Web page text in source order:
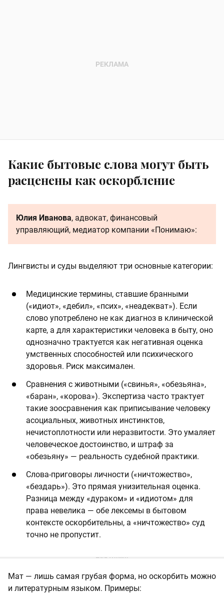
Какие бытовые слова могут быть
расценены как оскорбление
Юлия Иванова, адвокат, финансовый
управляющий, медиатор компании «Понимаю»:
Лингвисты и суды выделяют три основные категории:
Медицинские термины, ставшие бранными
(«идиот», «дебил», «псих», «неадекват»). Если
слово употреблено не как диагноз в клинической
карте, а для характеристики человека в быту, оно
однозначно трактуется как негативная оценка
умственных способностей или психического
здоровья. Риск максимален.
Сравнения с животными («свинья», «обезьяна»,
«баран», «корова»). Экспертиза часто трактует
такие зоосравнения как приписывание человеку
асоциальных, животных инстинктов,
нечистоплотности или неразвитости. Это умаляет
человеческое достоинство, и штраф за
«обезьяну» — реальность судебной практики.
Слова-приговоры личности («ничтожество»,
«бездарь»). Это прямая унизительная оценка.
Разница между «дураком» и «идиотом» для
права невелика — обе лексемы в бытовом
контексте оскорбительны, а «ничтожество» суд
точно не пропустит.
Мат — лишь самая грубая форма, но оскорбить можно
и литературным языком. Примеры: